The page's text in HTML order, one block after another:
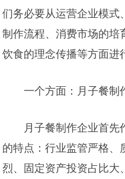
们务必要从运营企业模式
制作流程、消费市场的培
饮食的理念传播等方面进
一个方面：月子餐制
月子餐制作企业首先
的特点：行业监管严格、
烈、固定资产投资占比大